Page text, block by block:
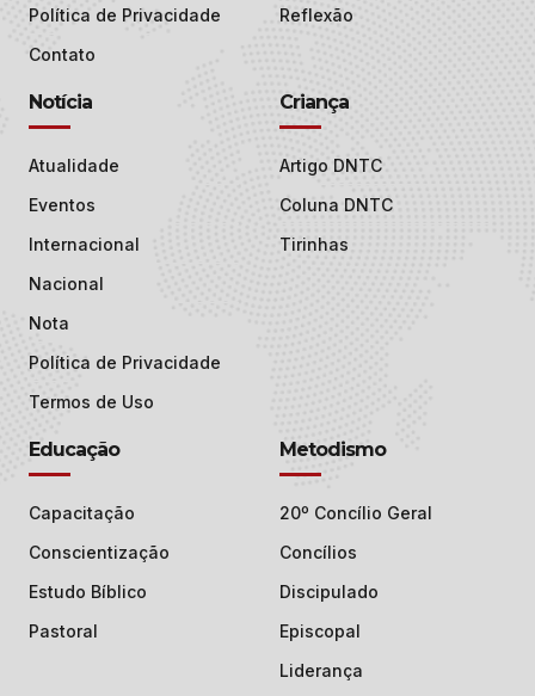
Política de Privacidade
Contato
Reflexão
Notícia
Atualidade
Eventos
Internacional
Nacional
Nota
Política de Privacidade
Termos de Uso
Criança
Artigo DNTC
Coluna DNTC
Tirinhas
Educação
Capacitação
Conscientização
Estudo Bíblico
Pastoral
Metodismo
20º Concílio Geral
Concílios
Discipulado
Episcopal
Liderança